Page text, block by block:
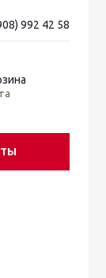
992 42 58